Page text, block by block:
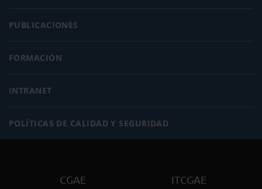
PUBLICACIONES
FORMACIÓN
INTRANET
POLÍTICAS DE CALIDAD Y SEGURIDAD
CGAE ITCGAE